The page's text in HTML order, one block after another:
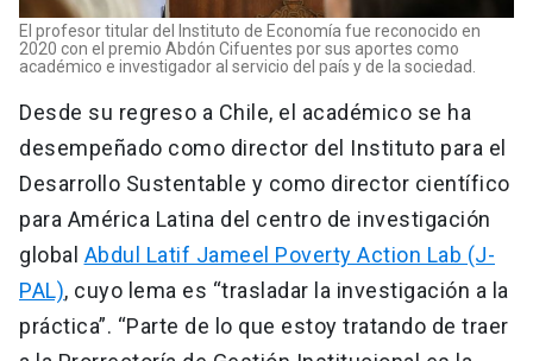
El profesor titular del Instituto de Economía fue reconocido en
2020 con el premio Abdón Cifuentes por sus aportes como
académico e investigador al servicio del país y de la sociedad.
Desde su regreso a Chile, el académico se ha
desempeñado como director del Instituto para el
Desarrollo Sustentable y como director científico
para América Latina del centro de investigación
global Abdul Latif Jameel Poverty Action Lab (J-
PAL), cuyo lema es “trasladar la investigación a la
práctica”. “Parte de lo que estoy tratando de traer